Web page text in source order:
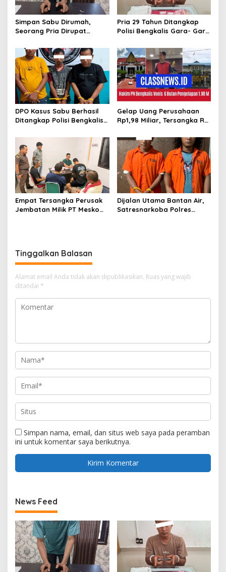
p
o
s
Simpan Sabu Dirumah,
Seorang Pria Dirupat
Pria 29 Tahun Ditangkap
Polisi Bengkalis Gara- Gara
DPO Kasus Sabu Berhasil
Ditangkap Polisi Bengkalis,
Diringkus
Gelap Uang Perusahaan
Rp1,98 Miliar, Tersangka RS
PN Bengkalis, JPU Ajukan
Banding
Empat Tersangka Perusak
Jembatan Milik PT Meskom
Dijalan Utama Bantan Air,
Satresnarkoba Polres
Tinggalkan Balasan
Alamat email Anda tidak akan dipublikasikan. Ruas yang wajib
ditandai *
Simpan nama, email, dan situs web saya pada peramban
ini untuk komentar saya berikutnya.
News Feed